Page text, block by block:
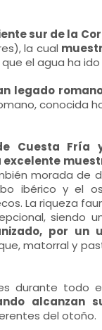
sur de la
la cual
que el agua ha
legado
conocida
Cuesta Fría
morada de
ibérico y el
La riqueza
siendo
por un
matorral y
durante todo
alcanzan
del otoño.